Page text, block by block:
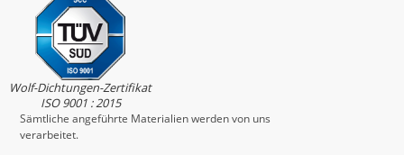
Wolf-Dichtungen-Zertifikat
ISO 9001 : 2015
Sämtliche angeführte Materialien werden von uns
verarbeitet.